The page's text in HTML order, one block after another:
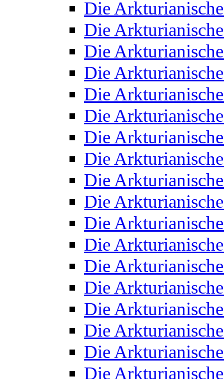
Die
Die
Die
Die
Die
Die
Die
Die
Die
Die
Die
Die
Die
Die
Die
Die
Die
Die